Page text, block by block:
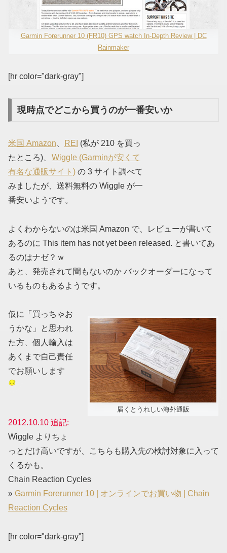
Garmin Forerunner 10 (FR10) GPS watch In-Depth Review | DC
Rainmaker
[hr color="dark-gray"]
現時点でどこから買うのが一番安いか
米国 Amazon REI (私が 210 を買っ
たところ)
Wiggle (Garminが安くて
有名な通販サイト) の 3 サイト調べて
みましたが、送料無料の Wiggle が一
番安いようです。
よくわからないのは米国 Amazon で、レビューが書いて
あるのに This item has not yet been released. と書いてあ
るのはナゼ？ｗ
あと、発売されて間もないのか バックオーダーになって
いるものもあるようです。
届くとうれしい海外通販
仮に「買っちゃお
うかな」と思われ
た方、個人輸入は
あくまで自己責任
でお願いします
2012.10.10 追記:
Wiggle よりちょ
っとだけ高いですが、こちらも購入先の検討対象に入って
くるかも。
Chain Reaction Cycles
» Garmin Forerunner 10 | オンラインでお買い物 | Chain
Reaction Cycles
[hr color="dark-gray"]